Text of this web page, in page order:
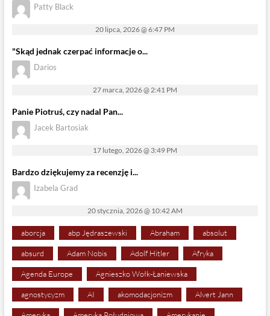
Patty Black
20 lipca, 2026 @ 6:47 PM
"Skąd jednak czerpać informacje o...
Darios
27 marca, 2026 @ 2:41 PM
Panie Piotruś, czy nadal Pan...
Jacek Bartosiak
17 lutego, 2026 @ 3:49 PM
Bardzo dziękujemy za recenzję i...
Izabela Grad
20 stycznia, 2026 @ 10:42 AM
aborcja abp Jędraszewski Abraham absolut
absurd Adam Nobis Adolf Hitler Afryka
Agenda Europe Agnieszko Wołk-Łaniewska
agnostycyzm AI akomodacjonizm Alvert Jann